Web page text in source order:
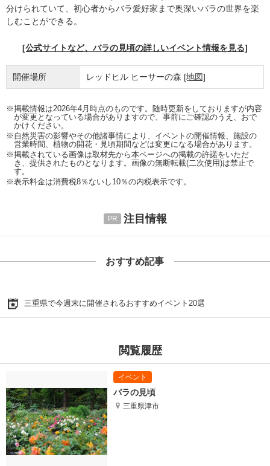
分けられていて、初心者からバラ愛好家まで奥深いバラの世界を楽
しむことができる。
[公式サイトなど、バラの見頃の詳しいイベント情報を見る]
開催場所 レッドヒル ヒーサーの森 [地図]
※掲載情報は2026年4月時点のものです。随時更新をしておりますが内容
が変更となっている場合がありますので、事前にご確認のうえ、おで
かけください。
※自然災害の影響やその他諸事情により、イベントの開催情報、施設の
営業時間、植物の開花・見頃期間などは変更になる場合があります。
※掲載されている画像は取材先から本ページへの掲載の許諾をいただ
き、提供されたものとなります。画像の無断転載(二次使用)は禁止で
す。
※表示料金は消費税8％ないし10％の内税表示です。
注目情報
おすすめ記事
三重県で今週末に開催されるおすすめイベント20選
閲覧履歴
バラの見頃
三重県津市